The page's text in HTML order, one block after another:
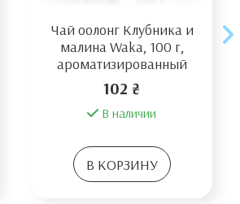
Чай оолонг Клубника и
малина Waka, 100 г,
ароматизированный
102 ₴
В наличии
В КОРЗИНУ